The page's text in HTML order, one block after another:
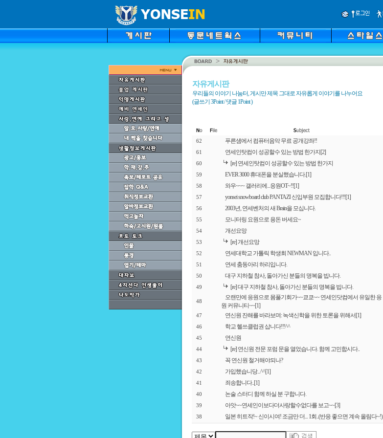
자유게시판
우리들의 이야기 나눔터, 게시만 제목 그대로 자유롭게 이야기를 나누어요
(글쓰기 3Point / 댓글 1Point )
62 푸른샘에서 컴퓨터음악 무료 공개강좌!!
61 연세인탓컴이 성공할수 있는 방법 한가지 [2]
60 [re] 연세인탓컴이 성공할수 있는 방법 한가지
59 EVER 3000 휴대폰을 분실했습니다.[1]
58 와우~~~ 갤러리에...응원OT~!![1]
57 yonsei snowboard club PANTAZI 신입부원 모집합니다!!![1]
56 2003년, 연세벤처의 새 Brain을 모십니다.
55 모니터링 요원으로 용돈 버세요~
54 개선요망
53 [re] 개선요망
52 연세대학교 가톨릭 학생회 NEWMAN 입니다..
51 연세 춤동아리 하리입니다.
50 대구 지하철 참사, 돌아가신 분들의 명복을 빕니다.
49 [re] 대구 지하철 참사, 돌아가신 분들의 명복을 빕니다.
48
오랜만에 응원으로 몸풀기회가~~쿄쿄~~ 연세인닷컴에서 유일한 응
원 커뮤니티~~[1]
47 연신원 잔해를 바라보며: 녹색신학을 위한 토론을 위해서 [1]
46 학교 헬쓰클럽권 삽니다!!!^^
45 연신원
44 [re] 연신원 전문 포럼 문을 열었습니다. 함께 고민합시다..
43 꼭 연신원 철거해야되나?
42 가입했습니당...^^[1]
41 죄송합니다..[1]
40 논술 스터디 함께 하실 분 구합니다.
39 아앗~~연세인이보다더사랑할수없다를 보고~~[3]
38 일본 히트작!~ 신이시여! 조금만 더... 1회..(반응 좋으면 계속 올림다~!)